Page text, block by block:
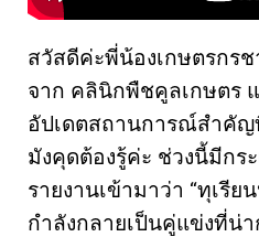
สวัสดีค่ะพี่น้องเกษตรกร
จาก คลินิกพืชคูลเกษตร
อัปเดตสถานการณ์สำคัญ
มังคุดต้องรู้ค่ะ ช่วงนี้มีกร
รายงานเข้ามาว่า “ทุเรี
กำลังกลายเป็นคู่แข่งที่น่